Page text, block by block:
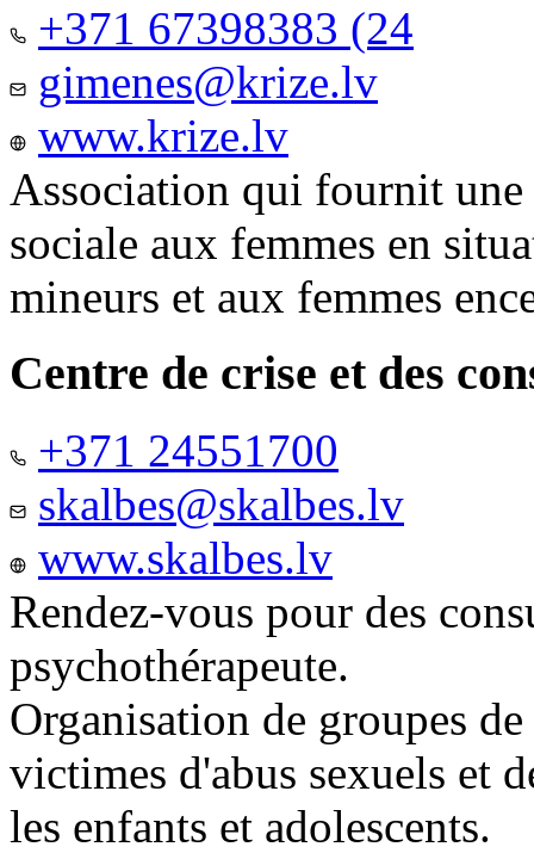
+371 67398383 (24
gimenes@krize.lv
www.krize.lv
Association qui fournit une
sociale aux femmes en
mineurs et aux femmes
Centre de crise et des
+371 24551700
skalbes@skalbes.lv
www.skalbes.lv
Rendez-vous pour des
psychothérapeute.
Organisation de groupes
victimes d'abus sexuels et
les enfants et adolescents.